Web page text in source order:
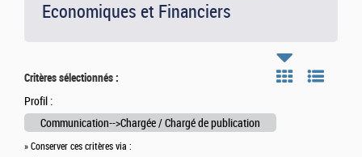
Economiques et Financiers
Critères sélectionnés :
Profil :
Communication-->Chargée / Chargé de publication
» Conserver ces critères via :